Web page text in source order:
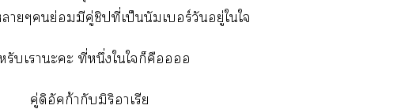
าๆย่อมมีคู่ชิปที่เป็นนัมเบอร์วันอยู่ใใ
รับเาะะ ที่หนึ่งใใก็คืออ
คู่ดิอัคก้ากับมิริาเรีย